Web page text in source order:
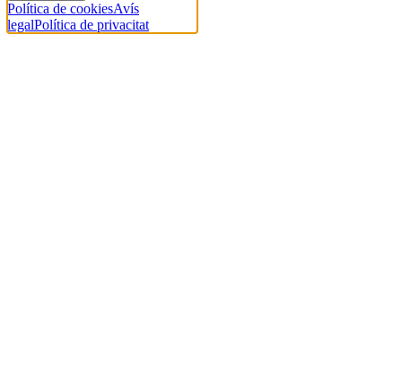
Política de cookiesAvís
legalPolítica de privacitat